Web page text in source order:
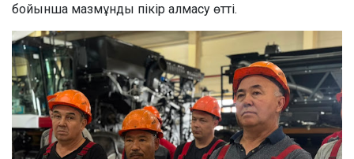
бойынша мазмұнды пікір алмасу өтті.